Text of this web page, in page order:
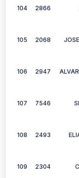
104 2866
105 2068
106 2947
107 7546
108 2493
109 2304